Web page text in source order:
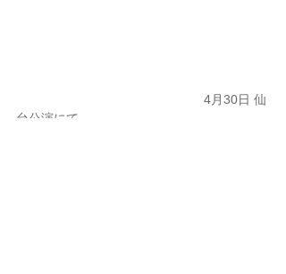
4月30日 仙
台公演にて→